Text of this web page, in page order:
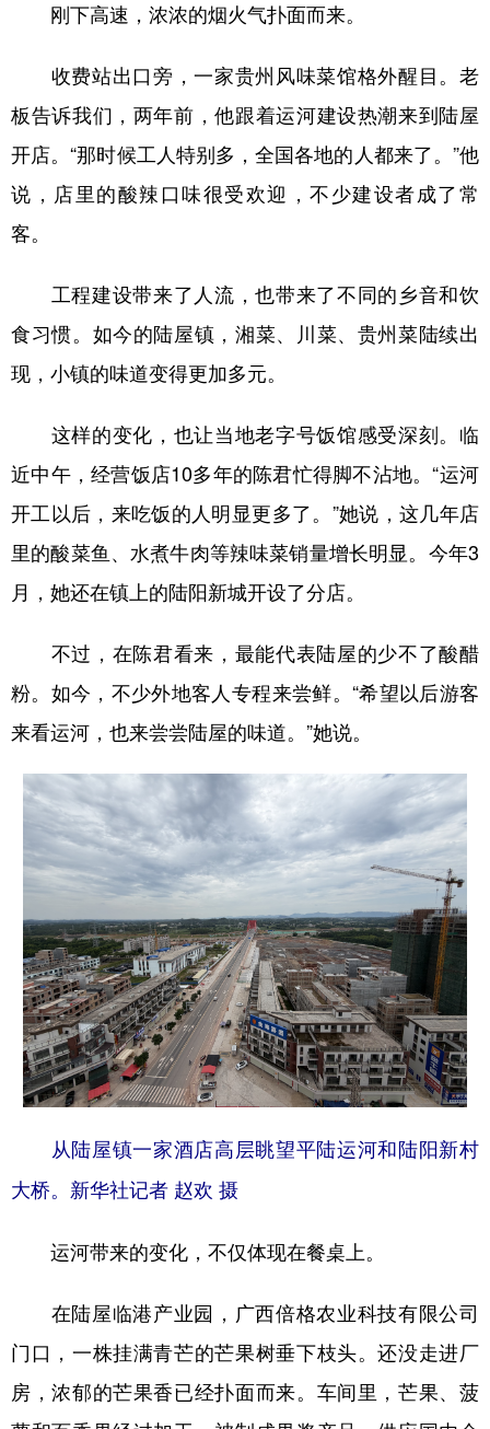
刚下高速，浓浓的烟火气扑面而来。
收费站出口旁，一家贵州风味菜馆格外醒目。老
板告诉我们，两年前，他跟着运河建设热潮来到陆屋
开店。“那时候工人特别多，全国各地的人都来了。”他
说，店里的酸辣口味很受欢迎，不少建设者成了常
客。
工程建设带来了人流，也带来了不同的乡音和饮
食习惯。如今的陆屋镇，湘菜、川菜、贵州菜陆续出
现，小镇的味道变得更加多元。
这样的变化，也让当地老字号饭馆感受深刻。临
近中午，经营饭店10多年的陈君忙得脚不沾地。“运河
开工以后，来吃饭的人明显更多了。”她说，这几年店
里的酸菜鱼、水煮牛肉等辣味菜销量增长明显。今年3
月，她还在镇上的陆阳新城开设了分店。
不过，在陈君看来，最能代表陆屋的少不了酸醋
粉。如今，不少外地客人专程来尝鲜。“希望以后游客
来看运河，也来尝尝陆屋的味道。”她说。
从陆屋镇一家酒店高层眺望平陆运河和陆阳新村
大桥。新华社记者 赵欢 摄
运河带来的变化，不仅体现在餐桌上。
在陆屋临港产业园，广西倍格农业科技有限公司
门口，一株挂满青芒的芒果树垂下枝头。还没走进厂
房，浓郁的芒果香已经扑面而来。车间里，芒果、菠